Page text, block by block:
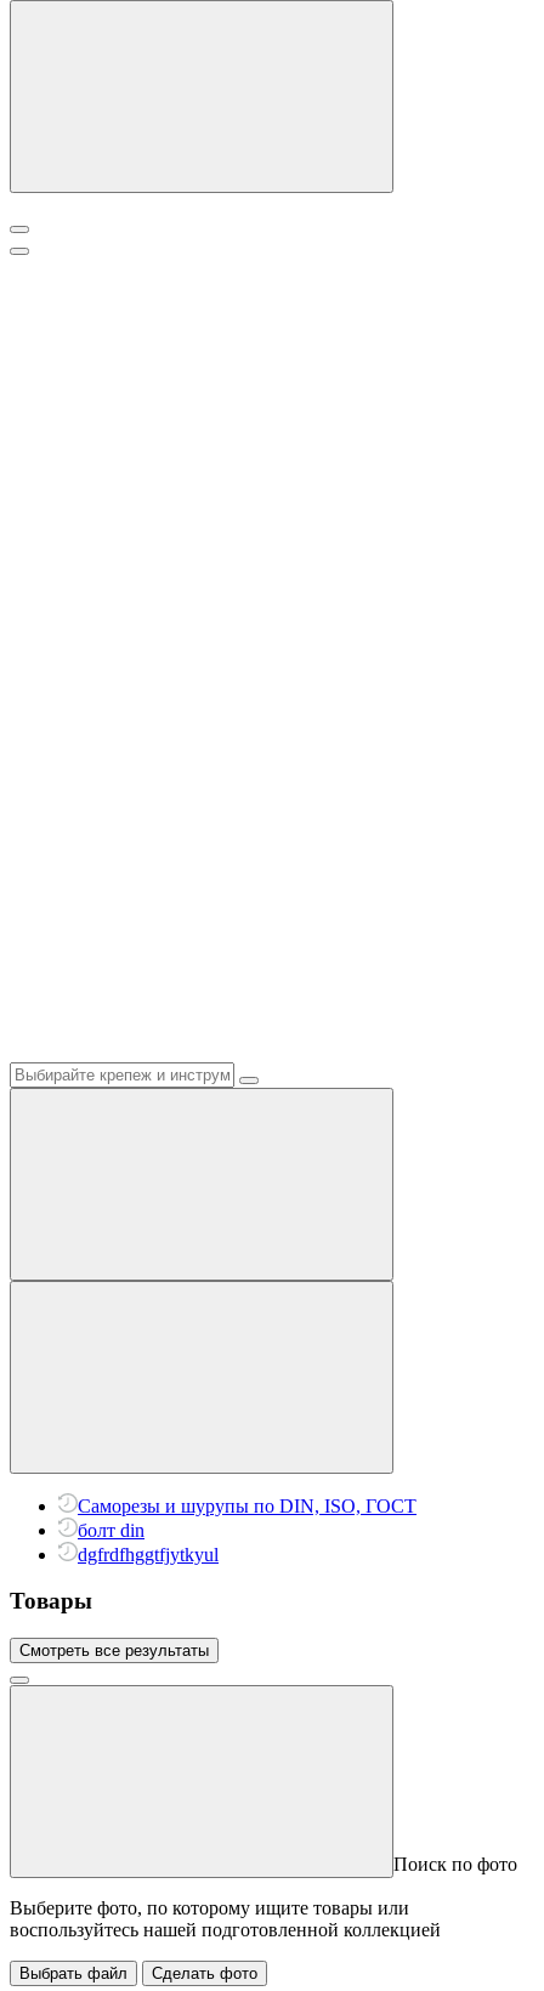
Саморезы и шурупы по DIN, ISO, ГОСТ
болт din
dgfrdfhggtfjytkyul
Товары
Смотреть все результаты
Поиск по фото
Выберите фото, по которому ищите товары или
воспользуйтесь нашей подготовленной коллекцией
Выбрать файл Сделать фото